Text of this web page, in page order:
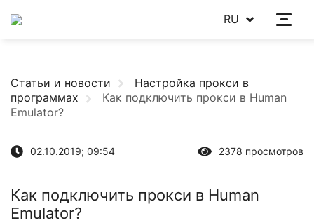
RU
Статьи и новости
Настройка прокси в
программах
Как подключить прокси в Human
Emulator?
02.10.2019; 09:54 2378 просмотров
Как подключить прокси в Human
Emulator?